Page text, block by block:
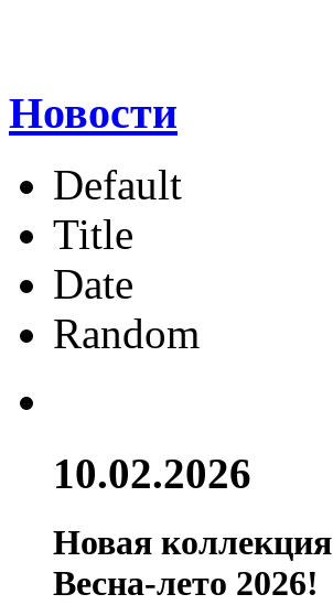
Новости
Default
Title
Date
Random
10.02.2026
Новая коллекция
Весна-лето 2026!